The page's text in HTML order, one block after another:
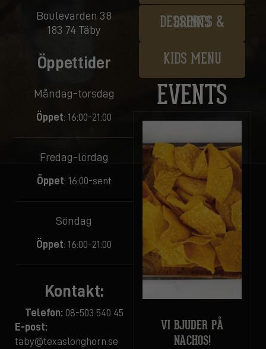
Boulevarden 38
183 74 Täby
Öppettider
Måndag-torsdag
Öppet: 16:00-21:00
Fredag-lördag
Öppet: 16:00-sent
Söndag
Öppet: 16:00-21:00
Kontakt:
Telefon: 08-503 540 45
E-post:
taby@texaslonghorn.se
DESSERTS & DRINKS
KIDS MENU
EVENTS
VI BJUDER PÅ
NACHOS!